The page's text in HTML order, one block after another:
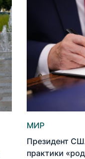
МИР
Президент
практики